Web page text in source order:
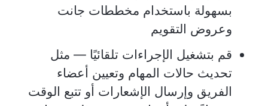
بسهولة باستخدام مخططات جانت
وعروض التقويم
قم بتشغيل الإجراءات تلقائيًا — مثل
تحديث حالات المهام وتعيين أعضاء
الفريق وإرسال الإشعارات أو تتبع الوقت